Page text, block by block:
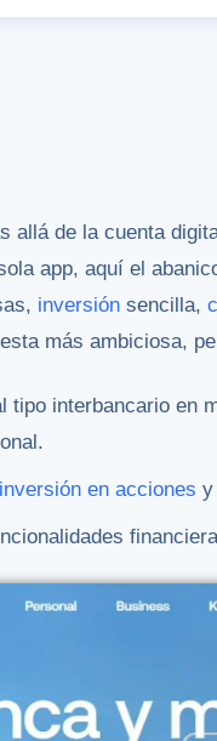
allá de la cuenta
app, aquí el
inversión sencilla,
más ambiciosa,
tipo interbancario en
inversión en acciones y